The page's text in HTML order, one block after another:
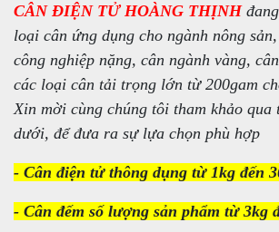
CÂN ĐIỆN TỬ HOÀNG THỊNH
loại cân ứng dụng cho ngành nông
công nghiệp nặng, cân ngành vàng,
các loại cân tải trọng lớn từ 200gam
Xin mời cùng chúng tôi tham khảo qua
dưới, để đưa ra sự lựa chọn phù hợp
- Cân điện tử thông dụng từ 1kg đến
- Cân đếm số lượng sản phẩm từ 3kg